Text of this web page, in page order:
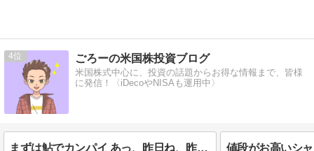
4 ごろーの米国株投資ブログ
米国株式中心に、投資の話題からお得な情報まで、皆様
に発信！〈iDecoやNISAも運用中〉
まずは鮎でカンパイ あっ、昨日ね、昨日のお昼ご飯